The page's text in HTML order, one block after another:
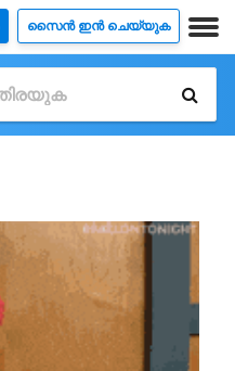
സൈൻ ഇൻ ചെയ്യുക